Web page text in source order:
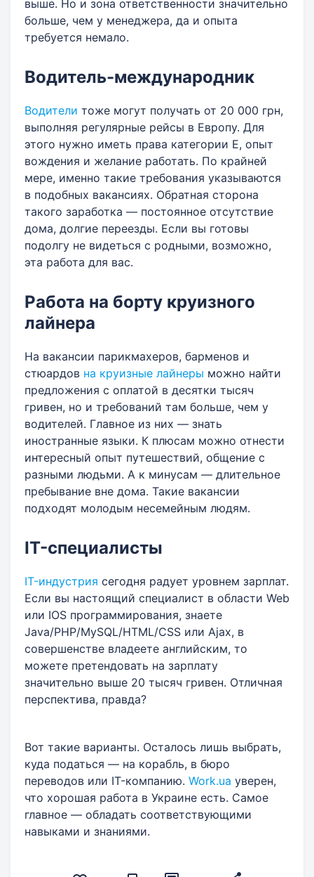
выше. Но и зона ответственности значительно
больше, чем у менеджера, да и опыта
требуется немало.
Водитель-международник
Водители тоже могут получать от 20 000 грн,
выполняя регулярные рейсы в Европу. Для
этого нужно иметь права категории Е, опыт
вождения и желание работать. По крайней
мере, именно такие требования указываются
в подобных вакансиях. Обратная сторона
такого заработка — постоянное отсутствие
дома, долгие переезды. Если вы готовы
подолгу не видеться с родными, возможно,
эта работа для вас.
Работа на борту круизного
лайнера
На вакансии парикмахеров, барменов и
стюардов на круизные лайнеры можно найти
предложения с оплатой в десятки тысяч
гривен, но и требований там больше, чем у
водителей. Главное из них — знать
иностранные языки. К плюсам можно отнести
интересный опыт путешествий, общение с
разными людьми. А к минусам — длительное
пребывание вне дома. Такие вакансии
подходят молодым несемейным людям.
IT-специалисты
IT-индустрия сегодня радует уровнем зарплат.
Если вы настоящий специалист в области Web
или IOS программирования, знаете
Java/PHP/MySQL/HTML/CSS или Ajax, в
совершенстве владеете английским, то
можете претендовать на зарплату
значительно выше 20 тысяч гривен. Отличная
перспектива, правда?
Вот такие варианты. Осталось лишь выбрать,
куда податься — на корабль, в бюро
переводов или IT-компанию. Work.ua уверен,
что хорошая работа в Украине есть. Самое
главное — обладать соответствующими
навыками и знаниями.